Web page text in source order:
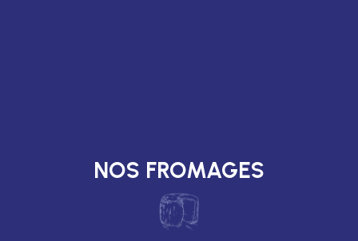
NOS FROMAGES